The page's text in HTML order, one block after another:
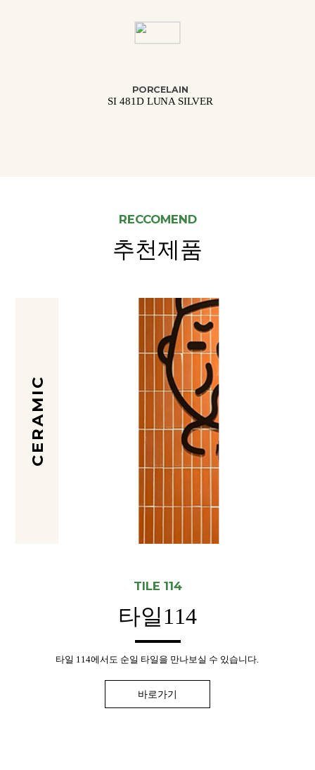
PORCELAIN
SI 481D LUNA SILVER
RECCOMEND
추천제품
CERAMIC
TILE 114
타일114
타일 114에서도 순일 타일을 만나보실 수 있습니다.
바로가기